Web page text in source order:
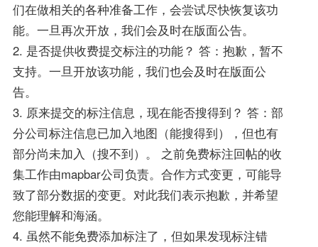
们在做相关的各种准备工作，会尝试尽快恢复该功
能。一旦再次开放，我们会及时在版面公告。
2. 是否提供收费提交标注的功能？ 答：抱歉，暂不
支持。一旦开放该功能，我们也会及时在版面公
告。
3. 原来提交的标注信息，现在能否搜得到？ 答：部
分公司标注信息已加入地图（能搜得到），但也有
部分尚未加入（搜不到）。 之前免费标注回帖的收
集工作由mapbar公司负责。合作方式变更，可能导
致了部分数据的变更。对此我们表示抱歉，并希望
您能理解和海涵。
4. 虽然不能免费添加标注了，但如果发现标注错